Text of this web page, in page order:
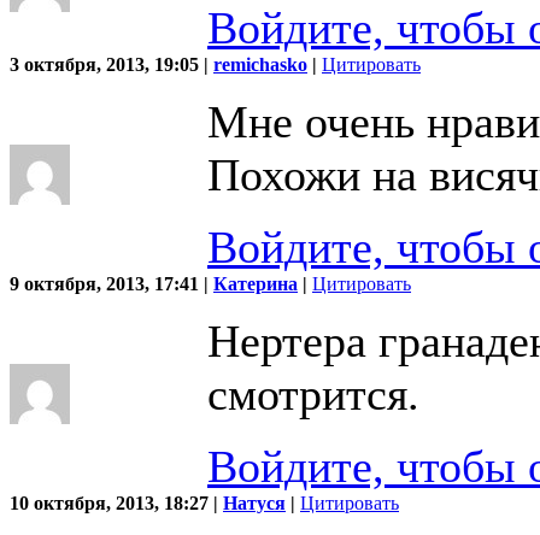
Войдите, чтобы
3 октября, 2013, 19:05 | remichasko | Цитировать
Мне очень
Похожи на
Войдите, чтобы
9 октября, 2013, 17:41 | Катерина | Цитировать
Нертера
смотрится.
Войдите, чтобы
10 октября, 2013, 18:27 | Натуся | Цитировать